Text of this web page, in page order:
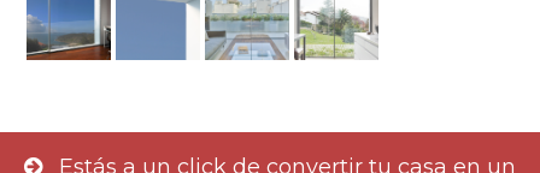
Estás a un click de convertir tu casa en un